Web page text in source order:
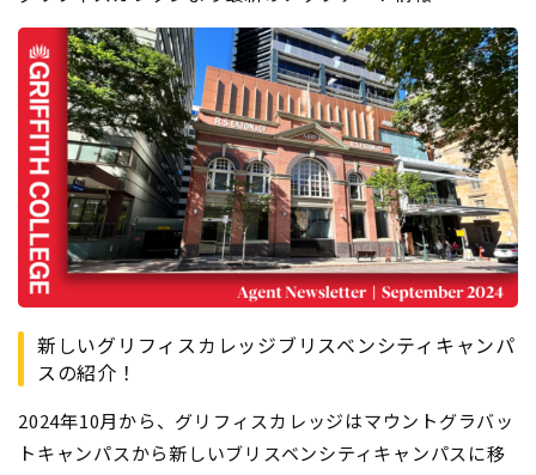
新しいグリフィスカレッジブリスベンシティキャンパ
スの紹介！
2024年10月から、グリフィスカレッジはマウントグラバッ
トキャンパスから新しいブリスベンシティキャンパスに移